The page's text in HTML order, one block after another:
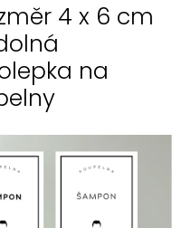
4 x 6 cm
na